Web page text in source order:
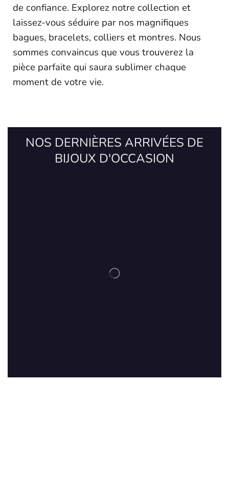
de confiance. Explorez notre collection et
laissez-vous séduire par nos magnifiques
bagues, bracelets, colliers et montres. Nous
sommes convaincus que vous trouverez la
pièce parfaite qui saura sublimer chaque
moment de votre vie.
NOS DERNIÈRES ARRIVÉES DE
BIJOUX D'OCCASION